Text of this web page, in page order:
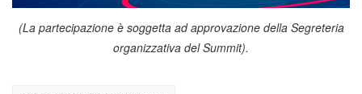
(La partecipazione è soggetta ad approvazione della Segreteria
organizzativa del Summit).